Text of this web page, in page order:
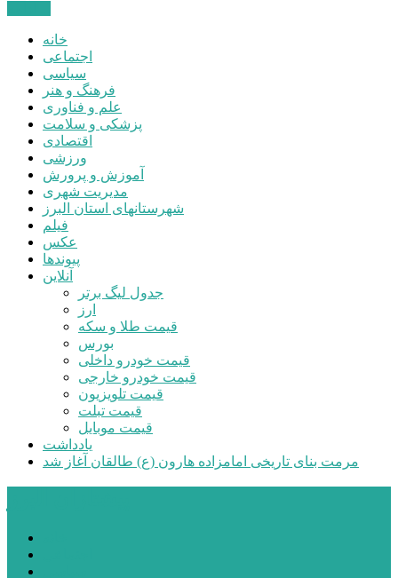
خانه
اجتماعی
سیاسی
فرهنگ و هنر
علم و فناوری
پزشکی و سلامت
اقتصادی
ورزشی
آموزش و پرورش
مدیریت شهری
شهرستانهای استان البرز
فیلم
عکس
پیوندها
آنلاین
جدول لیگ برتر
ارز
قیمت طلا و سکه
بورس
قیمت خودرو داخلی
قیمت خودرو خارجی
قیمت تلویزیون
قیمت تبلت
قیمت موبایل
یادداشت
مرمت بنای تاریخی امامزاده هارون (ع) طالقان آغاز شد